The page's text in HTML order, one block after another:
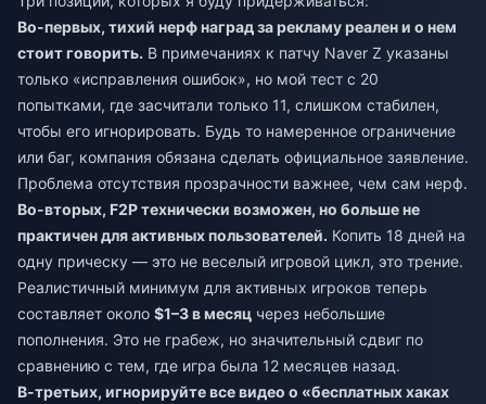
Во-первых, тихий нерф наград за рекламу реален и о нем
стоит говорить. В примечаниях к патчу Naver Z указаны
только «исправления ошибок», но мой тест с 20
попытками, где засчитали только 11, слишком стабилен,
чтобы его игнорировать. Будь то намеренное ограничение
или баг, компания обязана сделать официальное заявление.
Проблема отсутствия прозрачности важнее, чем сам нерф.
Во-вторых, F2P технически возможен, но больше не
практичен для активных пользователей. Копить 18 дней на
одну прическу — это не веселый игровой цикл, это трение.
Реалистичный минимум для активных игроков теперь
составляет около $1–3 в месяц через небольшие
пополнения. Это не грабеж, но значительный сдвиг по
сравнению с тем, где игра была 12 месяцев назад.
В-третьих, игнорируйте все видео о «бесплатных хаках